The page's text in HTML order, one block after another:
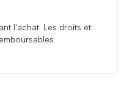
l'achat. Les droits et